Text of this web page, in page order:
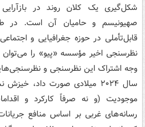
شکل‌گیری یک کلان روند در
صهیونیسم و حامیان آن است. در
قابل‌تأملی در حوزه جغرافیایی و
نظرسنجی اخیر مؤسسه «پیو» را می‌توان
وجه اشتراک این نظرسنجی و
سال ۲۰۲۴ میلادی صورت داد،
موجودیت (و نه صرفاً کارکرد و
رسانه‌های غربی بر اساس منافع